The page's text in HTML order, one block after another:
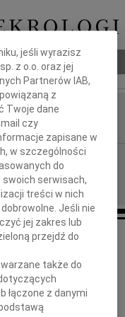
żalem żegnamy
jeśli wyrazisz
z o.o. oraz jej
Partnerów IAB,
z
Twoje dane
czy
zapisane w
w szczególności
do
serwisach,
treści w nich
Jeśli nie
jej zakres lub
przejdź do
także do
łączone z danymi